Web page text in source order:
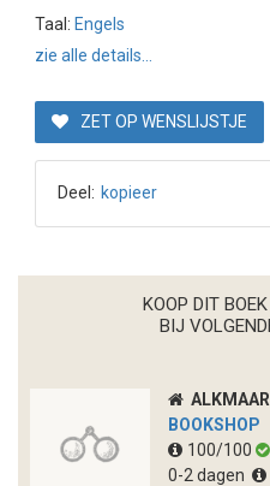
Taal: Engels
zie alle details...
ZET OP WENSLIJSTJE
Deel: kopieer
KOOP DIT
BIJ
ALKMAAR
BOOKSHOP
100/100
0-2 dagen